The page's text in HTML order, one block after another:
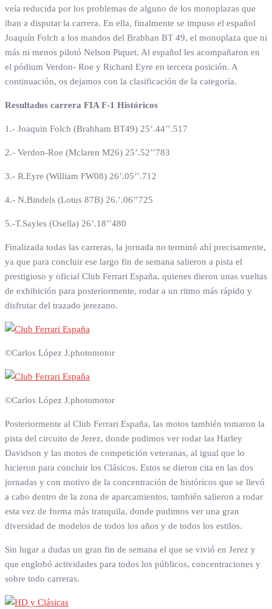
veía reducida por los problemas de alguno de los monoplazas que
iban a disputar la carrera. En ella, finalmente se impuso el español
Joaquín Folch a los mandos del Brabhan BT 49, el monoplaza que ni
más ni menos pilotó Nelson Piquet. Al español les acompañaron en
el pódium Verdon- Roe y Richard Eyre en tercera posición. A
continuación, os dejamos con la clasificación de la categoría.
Resultados carrera FIA F-1 Históricos
1.- Joaquin Folch (Brabham BT49) 25’.44’’.517
2.- Verdon-Roe (Mclaren M26) 25’.52’’783
3.- R.Eyre (William FW08) 26’.05’’.712
4.- N.Bindels (Lotus 87B) 26.’.06’’725
5.-T.Sayles (Osella) 26’.18’’480
Finalizada todas las carreras, la jornada no terminó ahí precisamente,
ya que para concluir ese largo fin de semana salieron a pista el
prestigioso y oficial Club Ferrari España, quienes dieron unas vueltas
de exhibición para posteriormente, rodar a un ritmo más rápido y
disfrutar del trazado jerezano.
©Carlos López J.photomotor
©Carlos López J.photomotor
Posteriormente al Club Ferrari España, las motos también tomaron la
pista del circuito de Jerez, donde pudimos ver rodar las Harley
Davidson y las motos de competición veteranas, al igual que lo
hicieron para concluir los Clásicos. Estos se dieron cita en las dos
jornadas y con motivo de la concentración de históricos que se llevó
a cabo dentro de la zona de aparcamientos, también salieron a rodar
esta vez de forma más tranquila, donde pudimos ver una gran
diversidad de modelos de todos los años y de todos los estilos.
Sin lugar a dudas un gran fin de semana el que se vivió en Jerez y
que englobó actividades para todos los públicos, concentraciones y
sobre todo carreras.